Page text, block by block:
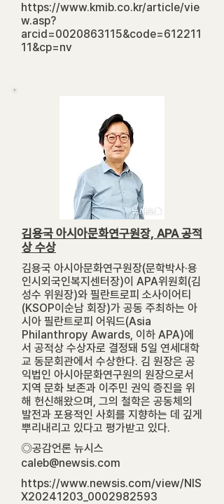
https://www.kmib.co.kr/article/vie
w.asp?
arcid=0020863115&code=612211
11&cp=nv
김용국 아시아문화연구원장, APA 공적
상 수상
김용국 아시아문화연구원장(문학박사·용
인시외국인복지센터장)이 APA위원회(김
성수 위원장)와 필란트로피 소사이어티
(KSOP이순남 회장)가 공동 주최하는 아
시아 필란트로피 어워드(Asia
Philanthropy Awards, 이하 APA)에
서 공적상 수상자로 결정돼 5일 연세대학
교 동문회관에서 수상한다. 김 원장은 공
익법인 아시아문화연구원의 원장으로서
지역 문화 보존과 이주민 권익 증진을 위
해 헌신해왔으며, 그의 철학은 공동체의
발전과 포용적인 사회를 지향하는 데 깊게
뿌리내리고 있다고 평가받고 있다.
◎공감언론 뉴시스
caleb@newsis.com
https://www.newsis.com/view/NIS
X20241203_0002982593